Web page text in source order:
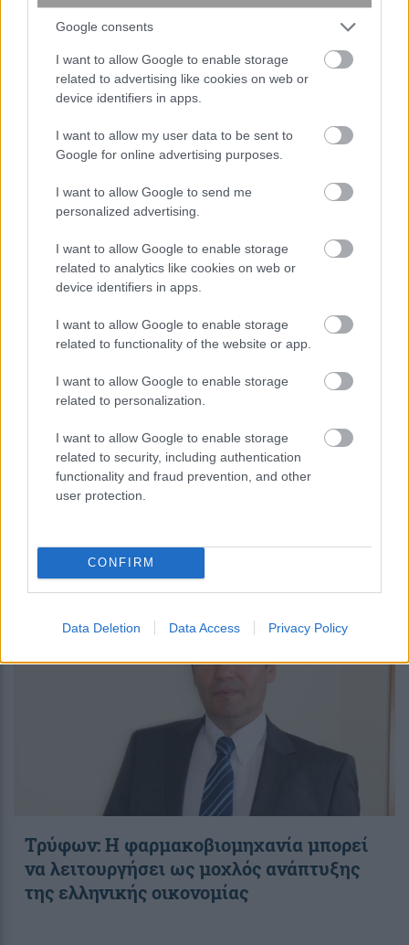
Google consents
I want to allow Google to enable storage
related to advertising like cookies on web or
device identifiers in apps.
I want to allow my user data to be sent to
Google for online advertising purposes.
I want to allow Google to send me
personalized advertising.
I want to allow Google to enable storage
related to analytics like cookies on web or
device identifiers in apps.
I want to allow Google to enable storage
related to functionality of the website or app.
I want to allow Google to enable storage
related to personalization.
I want to allow Google to enable storage
related to security, including authentication
functionality and fraud prevention, and other
user protection.
CONFIRM
Data Deletion Data Access Privacy Policy
, 18 Μαΐου 2016 || Επικαιρότητα
Τρύφων: Κίνητρα για τη μεγαλύτερη
διείσδυση των γενοσήμων
00:00 , 1 Ιανουαρίου 0001
Τρύφων: Η φαρμακοβιομηχανία μπορεί
να λειτουργήσει ως μοχλός ανάπτυξης
της ελληνικής οικονομίας